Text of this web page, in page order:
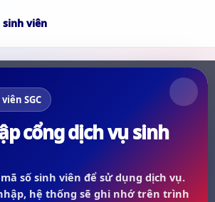
sinh viên
SGC
cổng dịch vụ sinh
mã số sinh viên để sử dụng dịch vụ.
hệ thống sẽ ghi nhớ trên trình
Định
giấy tờ và xem thông báo sinh viên.